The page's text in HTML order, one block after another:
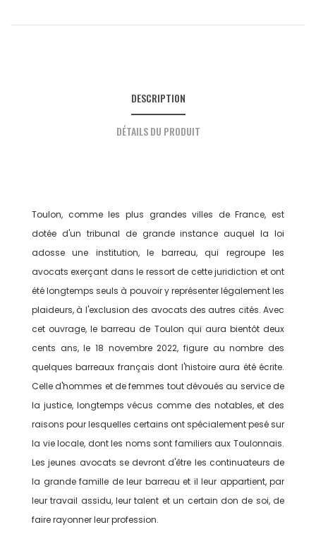
DESCRIPTION
DÉTAILS DU PRODUIT
Toulon, comme les plus grandes villes de France, est
dotée d'un tribunal de grande instance auquel la loi
adosse une institution, le barreau, qui regroupe les
avocats exerçant dans le ressort de cette juridiction et ont
été longtemps seuls à pouvoir y représenter légalement les
plaideurs, à l'exclusion des avocats des autres cités. Avec
cet ouvrage, le barreau de Toulon qui aura bientôt deux
cents ans, le 18 novembre 2022, figure au nombre des
quelques barreaux français dont l'histoire aura été écrite.
Celle d'hommes et de femmes tout dévoués au service de
la justice, longtemps vécus comme des notables, et des
raisons pour lesquelles certains ont spécialement pesé sur
la vie locale, dont les noms sont familiers aux Toulonnais.
Les jeunes avocats se devront d'être les continuateurs de
la grande famille de leur barreau et il leur appartient, par
leur travail assidu, leur talent et un certain don de soi, de
faire rayonner leur profession.